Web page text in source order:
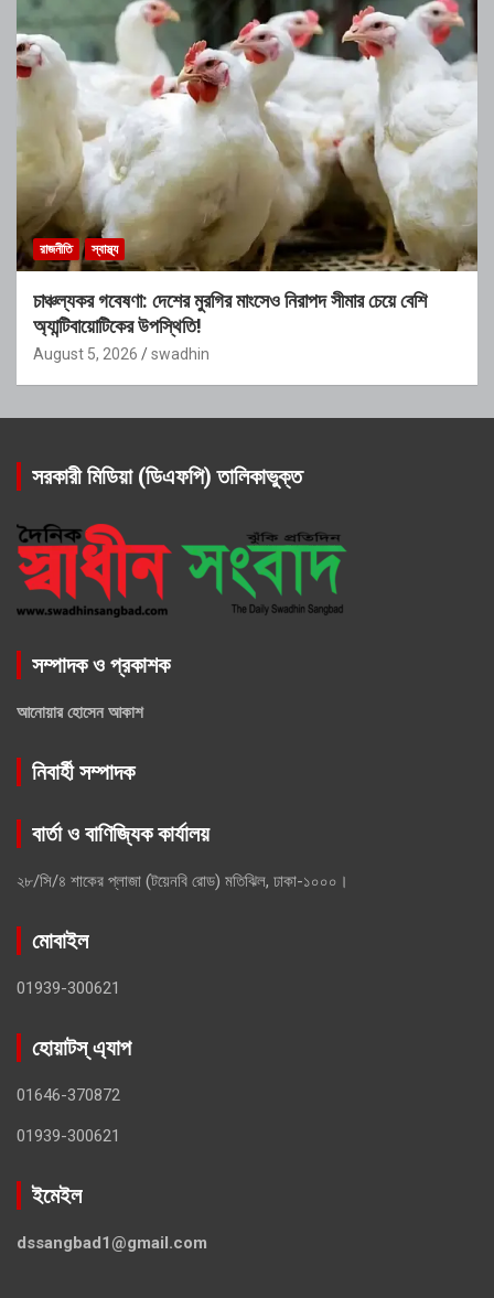
রাজনীতি স্বাস্থ্য
চাঞ্চল্যকর গবেষণা: দেশের মুরগির মাংসেও নিরাপদ সীমার চেয়ে বেশি
অ্যান্টিবায়োটিকের উপস্থিতি!
August 5, 2026 swadhin
সরকারী মিডিয়া (ডিএফপি) তালিকাভুক্ত
সম্পাদক ও প্রকাশক
আনোয়ার হোসেন আকাশ
নিবার্হী সম্পাদক
বার্তা ও বাণিজ্যিক কার্যালয়
২৮/সি/৪ শাকের প্লাজা (টয়েনবি রোড) মতিঝিল, ঢাকা-১০০০।
মোবাইল
01939-300621
হোয়াটস্ এ্যাপ
01646-370872
01939-300621
ইমেইল
dssangbad1@gmail.com